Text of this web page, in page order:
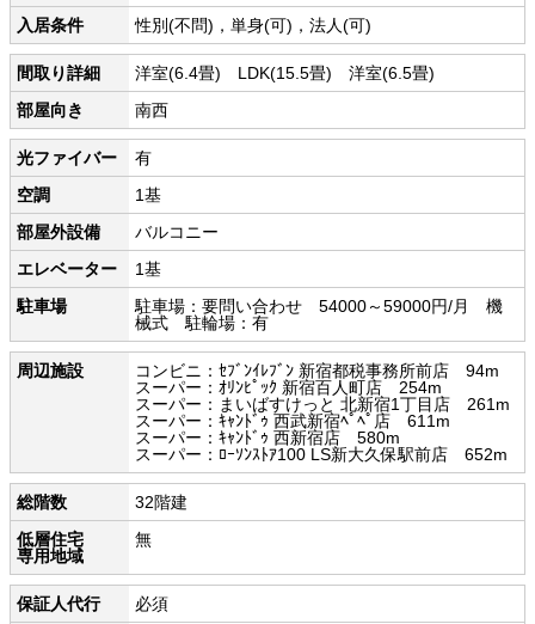
入居条件
性別(不問)，単身(可)，法人(可)
間取り詳細
洋室(6.4畳) LDK(15.5畳) 洋室(6.5畳)
部屋向き
南西
光ファイバー
有
空調
1基
部屋外設備
バルコニー
エレベーター
1基
駐車場
駐車場：要問い合わせ 54000～59000円/月 機
械式 駐輪場：有
周辺施設
コンビニ：ｾﾌﾞﾝｲﾚﾌﾞﾝ 新宿都税事務所前店 94m
スーパー：ｵﾘﾝﾋﾟｯｸ 新宿百人町店 254m
スーパー：まいばすけっと 北新宿1丁目店 261m
スーパー：ｷｬﾝﾄﾞｩ 西武新宿ﾍﾟﾍﾟ店 611m
スーパー：ｷｬﾝﾄﾞｩ 西新宿店 580m
スーパー：ﾛｰｿﾝｽﾄｱ100 LS新大久保駅前店 652m
総階数
32階建
低層住宅
専用地域
無
保証人代行
必須